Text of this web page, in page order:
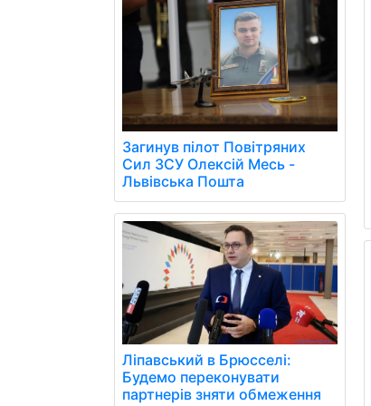
Загинув пілот Повітряних
Сил ЗСУ Олексій Месь -
Львівська Пошта
Ліпавський в Брюсселі:
Будемо переконувати
партнерів зняти обмеження